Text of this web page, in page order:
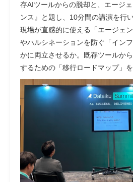
存AIツールからの脱却と、エージ
ンス』と題し、10分間の講演を行い
現場が直感的に使える「エージェ
やハルシネーションを防ぐ「イン
かに両立させるか。既存ツールか
するための「移行ロードマップ」